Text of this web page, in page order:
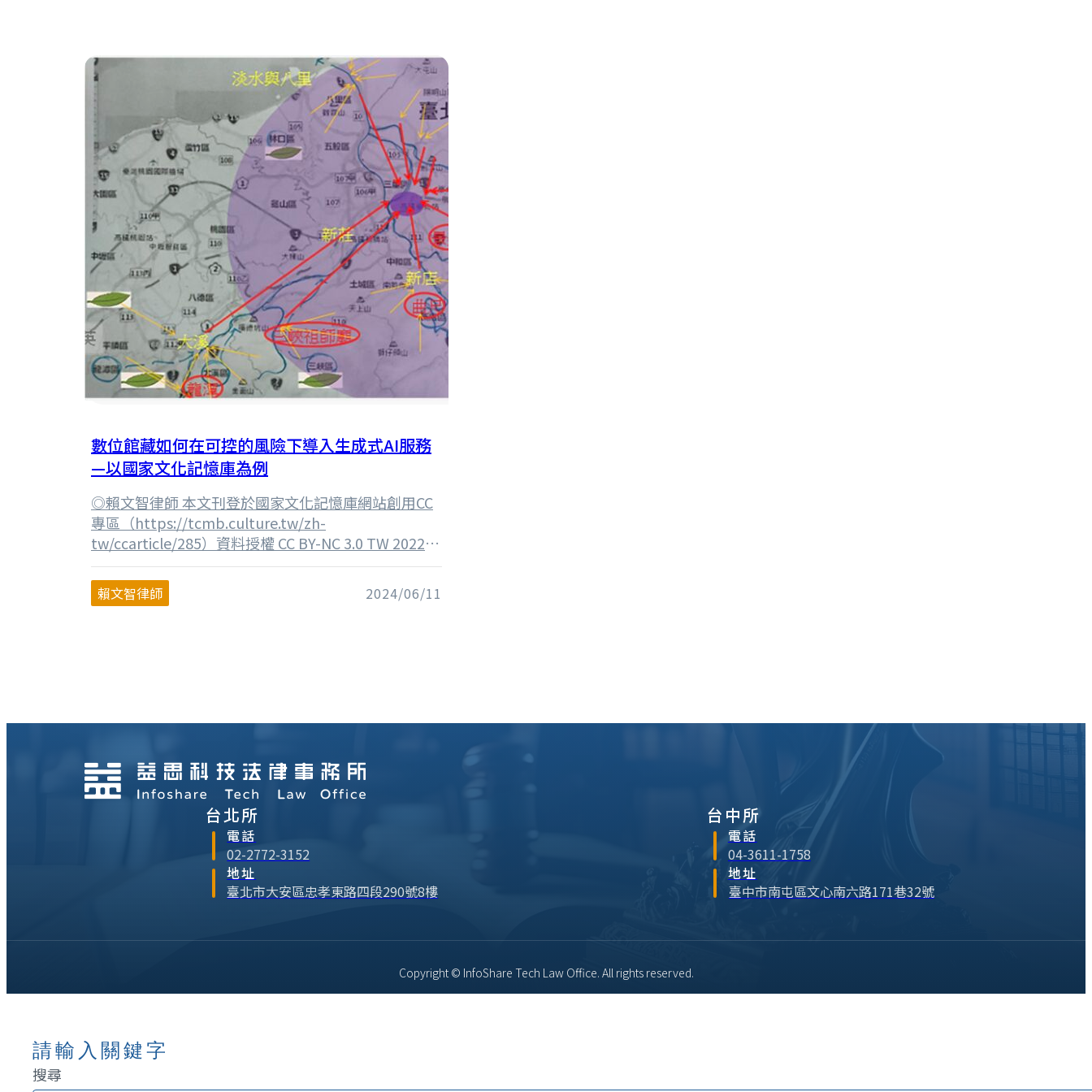
數位館藏如何在可控的風險下導入生成式AI服務
—以國家文化記憶庫為例
◎賴文智律師 本文刊登於國家文化記憶庫網站創用CC
專區（https://tcmb.culture.tw/zh-
tw/ccarticle/285）資料授權 CC BY-NC 3.0 TW 2022年
11月Open AI公司推出以LLM（大型語言模型）為基礎
的ChatGPT服務後，因為其跨語言、跨領域的回應能
力，促成生成式⋯
賴文智律師 2024/06/11
台北所
電話
02-2772-3152
地址
臺北市大安區忠孝東路四段290號8樓
台中所
電話
04-3611-1758
地址
臺中市南屯區文心南六路171巷32號
Copyright © InfoShare Tech Law Office. All rights reserved.
請輸入關鍵字
搜尋